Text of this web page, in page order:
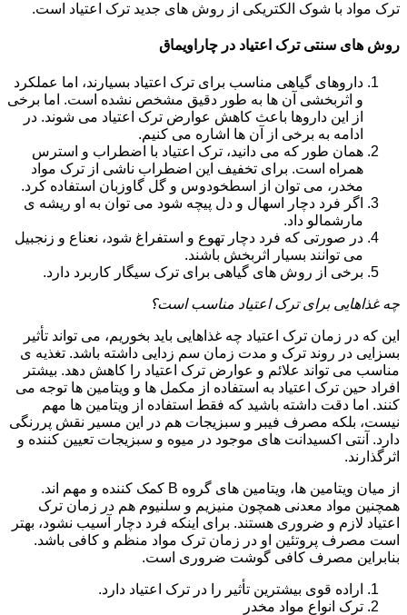
ترک مواد با شوک الکتریکی از روش های جدید ترک اعتیاد است.
روش های سنتی ترک اعتیاد در چاراویماق
داروهای گیاهی مناسب برای ترک اعتیاد بسیارند، اما عملکرد
و اثربخشی آن ها به طور دقیق مشخص نشده است. اما برخی
از این داروها باعث کاهش عوارض ترک اعتیاد می شوند. در
ادامه به برخی از آن ها اشاره می کنیم.
همان طور که می دانید، ترک اعتیاد با اضطراب و استرس
همراه است. برای تخفیف این اضطراب ناشی از ترک مواد
مخدر، می توان از اسطخودوس و گل گاوزبان استفاده کرد.
اگر فرد دچار اسهال و دل پیچه شود می توان به او ریشه ی
مارشمالو داد.
در صورتی که فرد دچار تهوع و استفراغ شود، نعناع و زنجبیل
می توانند بسیار اثربخش باشند.
برخی از روش های گیاهی برای ترک سیگار کاربرد دارد.
چه غذاهایی برای ترک اعتیاد مناسب است؟
این که در زمان ترک اعتیاد چه غذاهایی باید بخوریم، می تواند تأثیر
بسزایی در روند ترک و مدت زمان سم زدایی داشته باشد. تغذیه ی
مناسب می تواند علائم و عوارض ترک اعتیاد را کاهش دهد. بیشتر
افراد حین ترک اعتیاد به استفاده از مکمل ها و ویتامین ها توجه می
کنند. اما دقت داشته باشید که فقط استفاده از ویتامین ها مهم
نیست، بلکه مصرف فیبر و سبزیجات هم در این مسیر نقش پررنگی
دارد. آنتی اکسیدانت های موجود در میوه و سبزیجات تعیین کننده و
اثرگذارند.
از میان ویتامین ها، ویتامین های گروه B کمک کننده و مهم اند.
همچنین مواد معدنی همچون منیزیم و سلنیوم هم در زمان ترک
اعتیاد لازم و ضروری هستند. برای اینکه فرد دچار آسیب نشود، بهتر
است مصرف پروتئین او در زمان ترک مواد منظم و کافی باشد.
بنابراین مصرف کافی گوشت ضروری است.
اراده قوی بیشترین تأثیر را در ترک اعتیاد دارد.
ترک انواع مواد مخدر